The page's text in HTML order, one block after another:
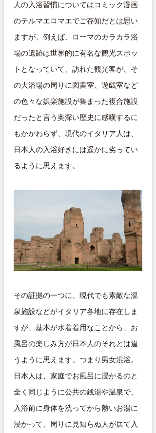
人の入浴習慣についてはコミック漫画
のテルマエロマエでご存知だとは思い
ますが、例えば、ローマのカラカラ浴
場の遺跡は世界的に有名な観光スポッ
トとなっていて、訪れた観光客が、そ
の大浴場の周りに図書室、遊戯室など
の色々な娯楽施設が集まった複合施設
だったと言う奥深い歴史に感嘆するに
もかかわらず、現代のイタリア人は、
日本人の入浴好きには遥かに劣ってい
るように思えます。
その証拠の一つに、現代でも素敵な温
泉施設などがイタリア各地に存在しま
すが、基本が水着着用なことから、お
風呂の楽しみ方が日本人のそれとは違
うように思えます。つまり男女混浴。
日本人は、家庭でお風呂に浸かるのと
全く同じように公共の銭湯や温泉で、
入浴前に身体を洗ってから熱いお湯に
浸かって、周りに見知らぬ人が居て入